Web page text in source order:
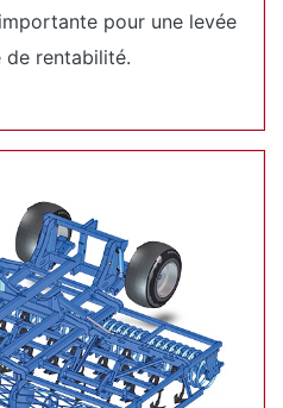
pour une levée
de rentabilité.